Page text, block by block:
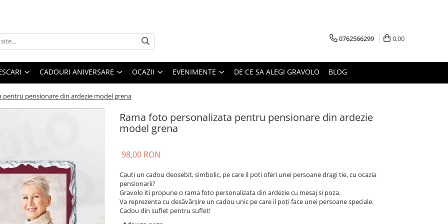
0762566299 0,00
CADOURI ANIVERSARE OCAZII EVENIMENTE DE CE SA ALEGI GRAVOLO BLOG
pentru pensionare din ardezie model grena
Rama foto personalizata pentru pensionare din ardezie
model grena
98,00 RON
Cauti un cadou deosebit, simbolic, pe care il poti oferi unei persoane dragi tie, cu ocazia
pensionarii?
Gravolo iti propune o rama foto personalizata din ardezie cu mesaj si poza.
Va reprezenta cu desăvârșire un cadou unic pe care il poți face unei persoane speciale.
Cadou din suflet pentru suflet!